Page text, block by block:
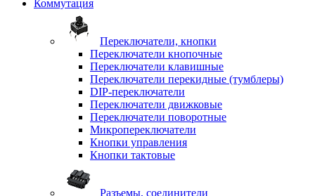
Коммутация
Переключатели, кнопки
Переключатели кнопочные
Переключатели клавишные
Переключатели перекидные (тумблеры)
DIP-переключатели
Переключатели движковые
Переключатели поворотные
Микропереключатели
Кнопки управления
Кнопки тактовые
Разъемы, соединители